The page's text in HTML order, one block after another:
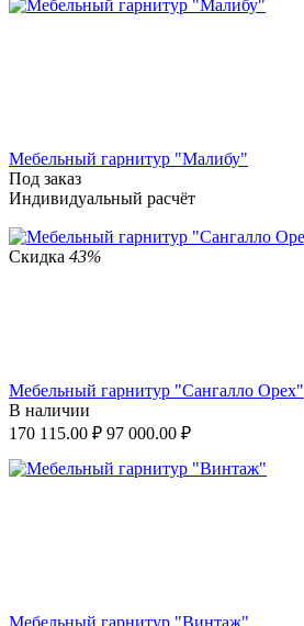
Мебельный гарнитур "Малибу"
Под заказ
Индивидуальный расчёт
Скидка 43%
Мебельный гарнитур "Сангалло Орех"
В наличии
170 115.00 ₽ 97 000.00 ₽
Мебельный гарнитур "Винтаж"